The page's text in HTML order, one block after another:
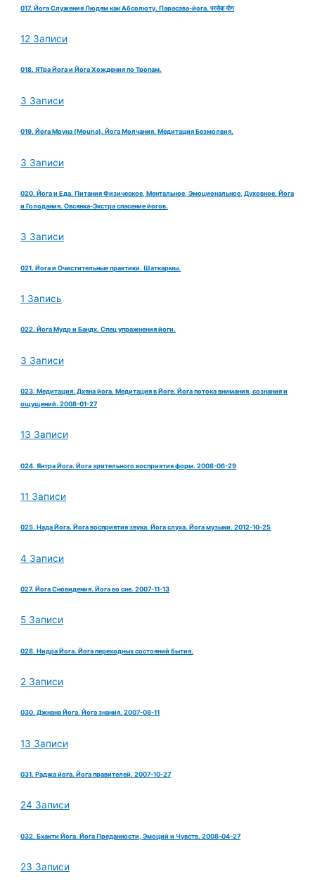
017. Йога Служения Людям как Абсолюту. Парасэва-йога. परसेवा योग
12 Записи
018. ЯТра Йога и Йога Хождения по Тропам.
3 Записи
019. Йога Моуна (Mouna). Йога Молчания. Медитация Безмолвия.
3 Записи
020. Йога и Еда. Питания Физическое, Ментальное, Эмоциональное, Духовное. Йога
и Голодания. Овсянка-Экстра спасение йогов.
3 Записи
021. Йога и Очистительные практики. Шаткармы.
1 Запись
022. Йога Мудр и Бандх. Спец упражнения йоги.
3 Записи
023. Медитация. Дхяна йога. Медитация в Йоге. Йога потока внимания, сознания и
ощущений. 2008-01-27
13 Записи
024. Янтра Йога. Йога зрительного восприятия форм. 2008-06-29
11 Записи
025. Нада Йога. Йога восприятия звука. Йога слуха. Йога музыки. 2012-10-25
4 Записи
027. Йога Сновидения. Йога во сне. 2007-11-13
5 Записи
028. Нидра Йога. Йога переходных состояний бытия.
2 Записи
030. Джнана Йога. Йога знания. 2007-08-11
13 Записи
031. Раджа йога. Йога правителей. 2007-10-27
24 Записи
032. Бхакти Йога. Йога Преданности, Эмоций и Чувств. 2008-04-27
23 Записи